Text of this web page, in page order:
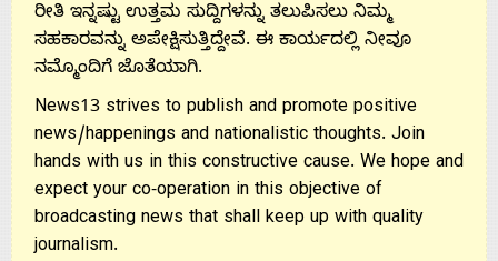
ರೀತಿ ಇನ್ನಷ್ಟು ಉತ್ತಮ ಸುದ್ದಿಗಳನ್ನು ತಲುಪಿಸಲು ನಿಮ್ಮ
ಸಹಕಾರವನ್ನು ಅಪೇಕ್ಷಿಸುತ್ತಿದ್ದೇವೆ. ಈ ಕಾರ್ಯದಲ್ಲಿ ನೀವೂ
ನಮ್ಮೊಂದಿಗೆ ಜೊತೆಯಾಗಿ.
News13 strives to publish and promote positive
news/happenings and nationalistic thoughts. Join
hands with us in this constructive cause. We hope and
expect your co-operation in this objective of
broadcasting news that shall keep up with quality
journalism.